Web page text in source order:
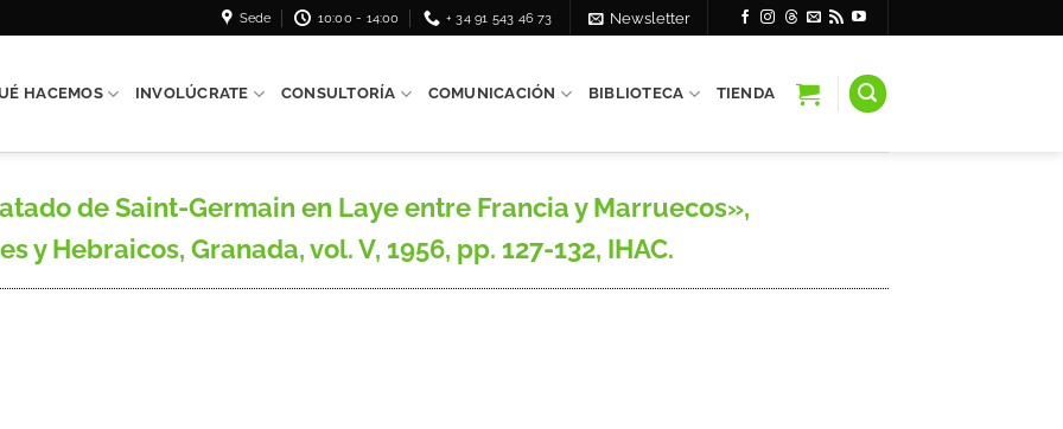
Sede 10:00 - 14:00 + 34 91 543 46 73 Newsletter
HACEMOS INVOLÚCRATE CONSULTORÍA COMUNICACIÓN BIBLIOTECA TIENDA
de Saint-Germain en Laye entre Francia y Marruecos»,
y Hebraicos, Granada, vol. V, 1956, pp. 127-132, IHAC.